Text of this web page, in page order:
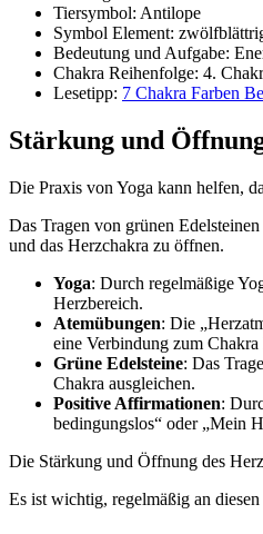
Tiersymbol: Antilope
Symbol Element:
Bedeutung und Aufgabe:
Chakra Reihenfolge: 4.
Lesetipp: 7 Chakra Farben
Stärkung und
Die Praxis von Yoga kann helfen,
Das Tragen von grünen
und das Herzchakra zu öffnen.
Yoga: Durch regelmäßige
Herzbereich.
Atemübungen: Die
eine Verbindung zum Chakra
Grüne Edelsteine: Das
Chakra ausgleichen.
Positive Affirmationen:
bedingungslos“ oder „Mein
Die Stärkung und Öffnung des
Es ist wichtig, regelmäßig an